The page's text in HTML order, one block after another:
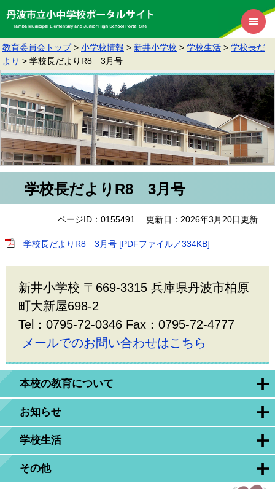
教育委員会トップ > 小学校情報 > 新井小学校 > 学校生活 > 学校長だ
より > 学校長だよりR8 3月号
本校の教育について
お知らせ
学校生活
その他
学校長だよりR8 3月号
ページID：0155491 更新日：2026年3月20日更新
学校長だよりR8 3月号 [PDFファイル／334KB]
新井小学校 〒669-3315 兵庫県丹波市柏原
町大新屋698-2
Tel：0795-72-0346 Fax：0795-72-4777
メールでのお問い合わせはこちら